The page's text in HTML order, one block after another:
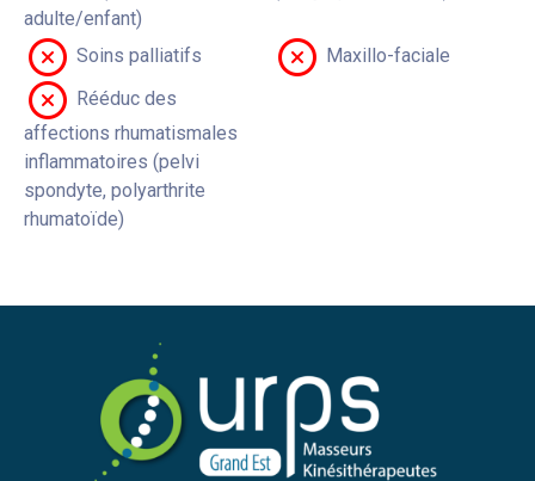
adulte/enfant)
Soins palliatifs
Maxillo-faciale
Rééduc des
affections rhumatismales
inflammatoires (pelvi
spondyte, polyarthrite
rhumatoïde)